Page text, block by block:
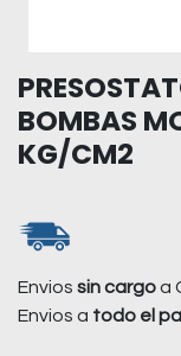
BOMBAS
KG/CM2
Envios sin cargoa
Envios a todo el